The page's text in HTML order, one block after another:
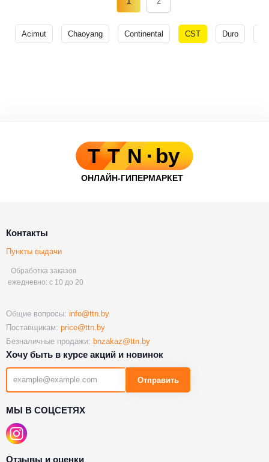
Acimut Chaoyang Continental CST Duro
Контакты
Пункты выдачи
Обработка заказов
ежедневно: с 10 до 20
Общие вопросы: info@ttn.by
Поставщикам: price@ttn.by
Безналичные продажи: bnzakaz@ttn.by
Хочу быть в курсе акций и новинок
Отправить
МЫ В СОЦСЕТЯХ
Отзывы и оценки